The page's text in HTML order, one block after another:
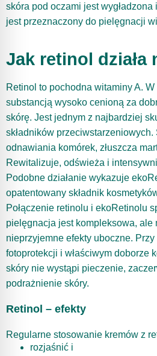
skóra pod oczami jest wygładzona
jest przeznaczony do pielęgnacji
Jak retinol działa
Retinol to pochodna witaminy A.
substancją wysoko cenioną za
skórę. Jest jednym z najbardziej
składników
odnawiania komórek, złuszcza
Rewitalizuje, odświeża i
Podobne działanie wykazuje
opatentowany składnik
Połączenie retinolu i ekoRetinolu
pielęgnacja jest kompleksowa, ale
nieprzyjemne efekty uboczne.
fotoprotekcji i właściwym doborze
skóry nie wystąpi pieczenie,
podrażnienie skóry.
Retinol – efekty
Regularne stosowanie kremów z
rozjaśnić i